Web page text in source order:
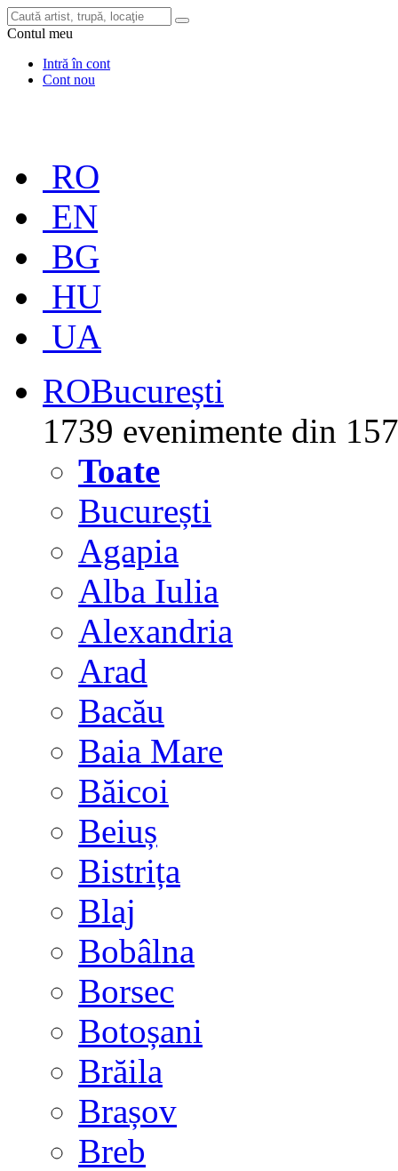
Contul meu
Intră în cont
Cont nou
RO
EN
BG
HU
UA
ROBucurești
1739 evenimente din
Toate
București
Agapia
Alba Iulia
Alexandria
Arad
Bacău
Baia Mare
Băicoi
Beiuș
Bistrița
Blaj
Bobâlna
Borsec
Botoșani
Brăila
Brașov
Breb